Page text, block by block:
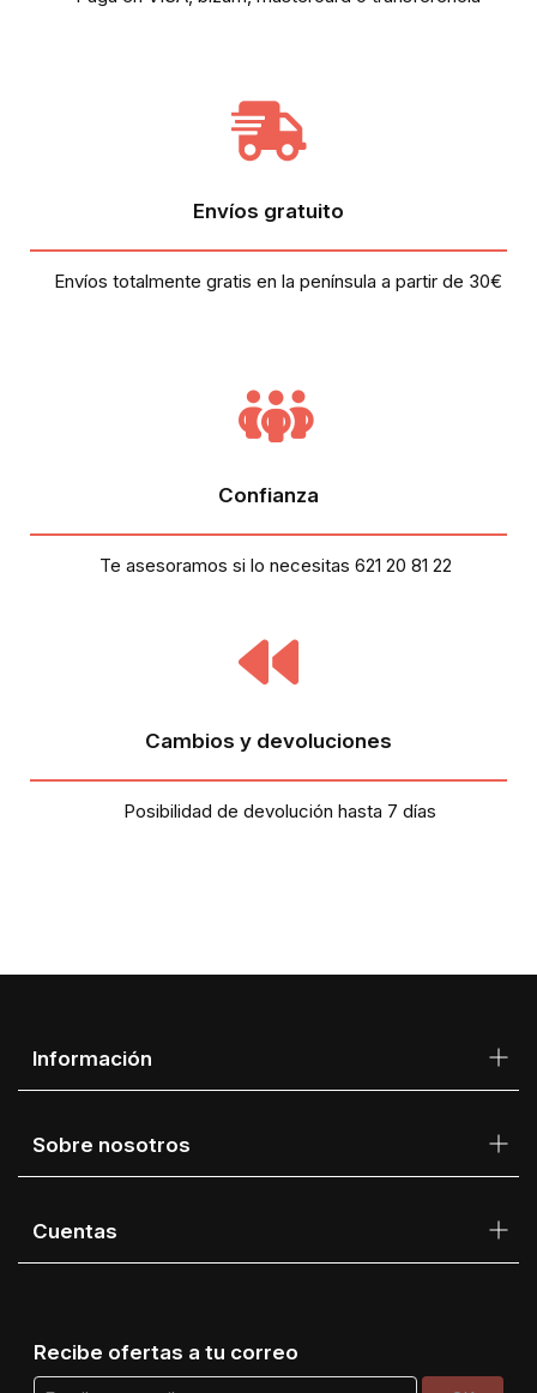
Envíos gratuito
Envíos totalmente gratis en la península a partir de 30€
Confianza
Te asesoramos si lo necesitas 621 20 81 22
Cambios y devoluciones
Posibilidad de devolución hasta 7 días
Información
Sobre nosotros
Cuentas
Recibe ofertas a tu correo